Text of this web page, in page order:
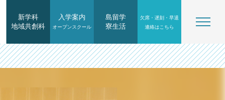
新学科
地域共創科
入学案内
オープンスクール
島留学
寮生活
欠席・遅刻・早退
連絡はこちら